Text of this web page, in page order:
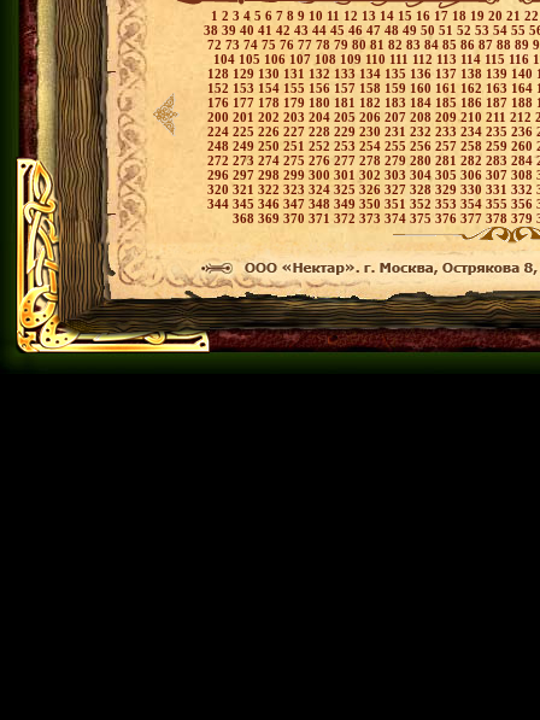
1 2 3 4 5 6 7 8 9 10 11 12 13 14 15 16 17 18 19 20 21
38 39 40 41 42 43 44 45 46 47 48 49 50 51 52 53 54 55
72 73 74 75 76 77 78 79 8081 82 83 84 85 86 87 88 89
104 105 106 107 108 109 110 111 112 113 114 115 116
128 129 130 131 132 133 134 135 136 137 138 139 140
152 153 154 155 156 157 158 159 160 161 162 163 164
176 177 178 179 180 181 182 183 184 185 186 187 188
200 201 202 203 204 205 206 207 208 209210 211 212
224 225 226 227 228 229 230 231 232 233 234 235 236
248 249 250 251 252 253 254 255 256 257 258 259 260
272 273 274 275 276 277 278 279 280 281 282 283 284
296 297 298 299 300 301 302 303 304 305 306 307 308
320 321 322 323 324 325 326 327 328 329 330 331 332
344 345 346 347 348 349 350 351 352 353 354 355 356
368 369 370 371 372 373 374 375 376 377 378 379